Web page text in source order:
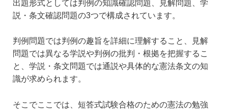
出題形式としては判例の知識確認問題、見解問題、学
説・条文確認問題の3つで構成されています。
判例問題では判例の趣旨を詳細に理解すること、見解
問題では異なる学説や判例の批判・根拠を把握するこ
と、学説・条文問題では通説や具体的な憲法条文の知
識が求められます。
そこでここでは、短答式試験合格のための憲法の勉強